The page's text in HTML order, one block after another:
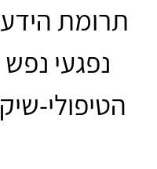
תרומת
נפגעי
הטיפולי-